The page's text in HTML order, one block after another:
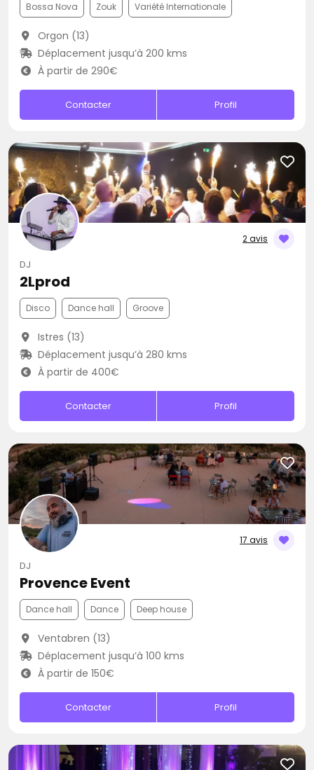
Bossa Nova Zouk Variété Internationale
Orgon (13)
Déplacement jusqu’à 200 kms
À partir de 290€
Contacter Profil
2 avis
DJ
2Lprod
Disco Dance hall Groove
Istres (13)
Déplacement jusqu’à 280 kms
À partir de 400€
Contacter Profil
17 avis
DJ
Provence Event
Dance hall Dance Deep house
Ventabren (13)
Déplacement jusqu’à 100 kms
À partir de 150€
Contacter Profil